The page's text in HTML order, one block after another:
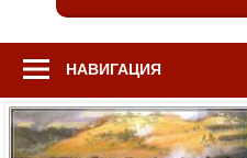
НАВИГАЦИЯ